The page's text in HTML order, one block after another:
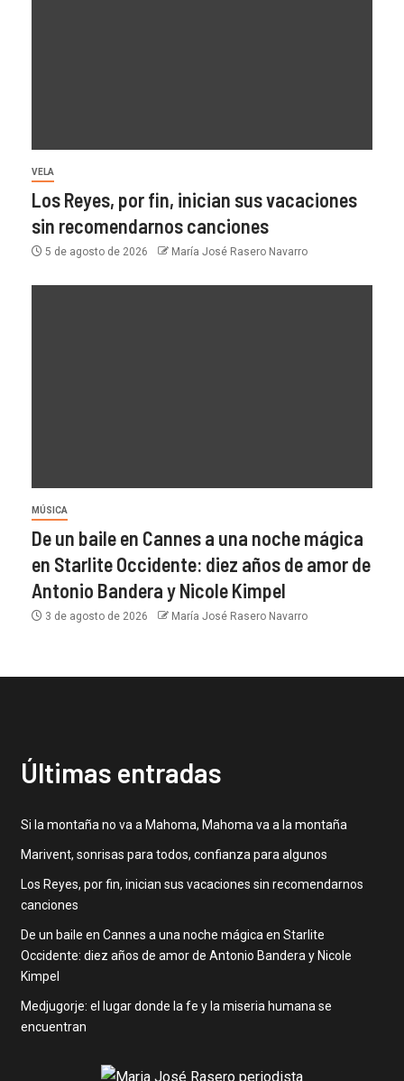
VELA
Los Reyes, por fin, inician sus vacaciones
sin recomendarnos canciones
5 de agosto de 2026 María José Rasero Navarro
MÚSICA
De un baile en Cannes a una noche mágica
en Starlite Occidente: diez años de amor de
Antonio Bandera y Nicole Kimpel
3 de agosto de 2026 María José Rasero Navarro
Últimas entradas
Si la montaña no va a Mahoma, Mahoma va a la montaña
Marivent, sonrisas para todos, confianza para algunos
Los Reyes, por fin, inician sus vacaciones sin recomendarnos
canciones
De un baile en Cannes a una noche mágica en Starlite
Occidente: diez años de amor de Antonio Bandera y Nicole
Kimpel
Medjugorje: el lugar donde la fe y la miseria humana se
encuentran